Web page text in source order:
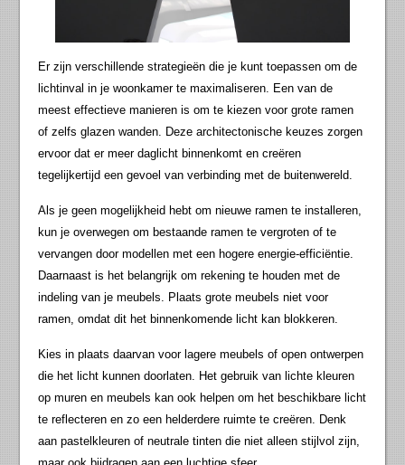
Er zijn verschillende strategieën die je kunt toepassen om de
lichtinval in je woonkamer te maximaliseren. Een van de
meest effectieve manieren is om te kiezen voor grote ramen
of zelfs glazen wanden. Deze architectonische keuzes zorgen
ervoor dat er meer daglicht binnenkomt en creëren
tegelijkertijd een gevoel van verbinding met de buitenwereld.
Als je geen mogelijkheid hebt om nieuwe ramen te installeren,
kun je overwegen om bestaande ramen te vergroten of te
vervangen door modellen met een hogere energie-efficiëntie.
Daarnaast is het belangrijk om rekening te houden met de
indeling van je meubels. Plaats grote meubels niet voor
ramen, omdat dit het binnenkomende licht kan blokkeren.
Kies in plaats daarvan voor lagere meubels of open ontwerpen
die het licht kunnen doorlaten. Het gebruik van lichte kleuren
op muren en meubels kan ook helpen om het beschikbare licht
te reflecteren en zo een helderdere ruimte te creëren. Denk
aan pastelkleuren of neutrale tinten die niet alleen stijlvol zijn,